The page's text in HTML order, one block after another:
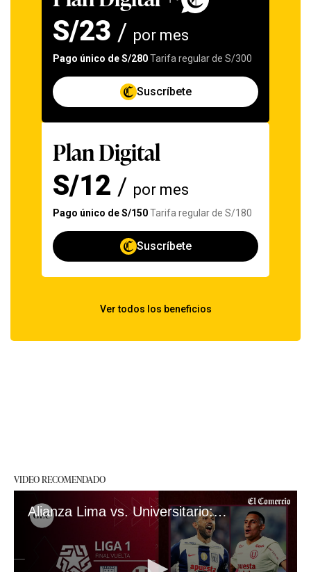
VIDEO RECOMENDADO
Alianza Lima vs. Universitario: apuestas y dónde ver la final de la Liga 1 2023